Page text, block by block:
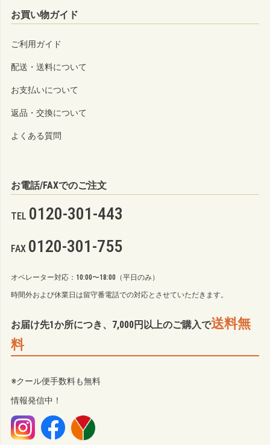
お買い物ガイド
ご利用ガイド
配送・送料について
お支払いについて
返品・交換について
よくある質問
お電話/FAXでのご注文
TEL 0120-301-443
FAX 0120-301-755
オペレーター対応：10:00〜18:00（平日のみ）
時間外および休業日は留守番電話での対応とさせていただきます。
お届け先1か所につき、7,000円以上のご購入で送料無
料
※クール便手数料も無料
情報発信中！